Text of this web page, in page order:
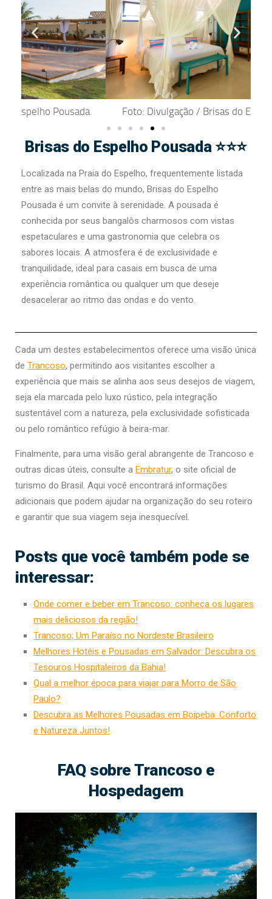
Foto: Divulgação / Brisas do Espelho Pousada
Brisas do Espelho Pousada ⭐⭐⭐
Localizada na Praia do Espelho, frequentemente listada
entre as mais belas do mundo, Brisas do Espelho
Pousada é um convite à serenidade. A pousada é
conhecida por seus bangalôs charmosos com vistas
espetaculares e uma gastronomia que celebra os
sabores locais. A atmosfera é de exclusividade e
tranquilidade, ideal para casais em busca de uma
experiência romântica ou qualquer um que deseje
desacelerar ao ritmo das ondas e do vento.
Cada um destes estabelecimentos oferece uma visão única
de Trancoso, permitindo aos visitantes escolher a
experiência que mais se alinha aos seus desejos de viagem,
seja ela marcada pelo luxo rústico, pela integração
sustentável com a natureza, pela exclusividade sofisticada
ou pelo romântico refúgio à beira-mar.
Finalmente, para uma visão geral abrangente de Trancoso e
outras dicas úteis, consulte a Embratur, o site oficial de
turismo do Brasil. Aqui você encontrará informações
adicionais que podem ajudar na organização do seu roteiro
e garantir que sua viagem seja inesquecível.
Posts que você também pode se
interessar:
Onde comer e beber em Trancoso: conheça os lugares
mais deliciosos da região!
Trancoso; Um Paraíso no Nordeste Brasileiro
Melhores Hotéis e Pousadas em Salvador: Descubra os
Tesouros Hospitaleiros da Bahia!
Qual a melhor época para viajar para Morro de São
Paulo?
Descubra as Melhores Pousadas em Boipeba: Conforto
e Natureza Juntos!
FAQ sobre Trancoso e
Hospedagem